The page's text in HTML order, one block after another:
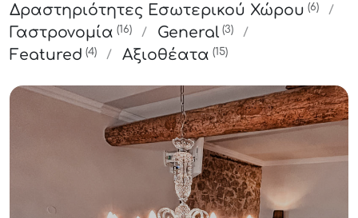
Δραστηριότητες Εσωτερικού Χώρου (6)
Γαστρονομία (16) General (3)
Featured (4) Αξιοθέατα (15)